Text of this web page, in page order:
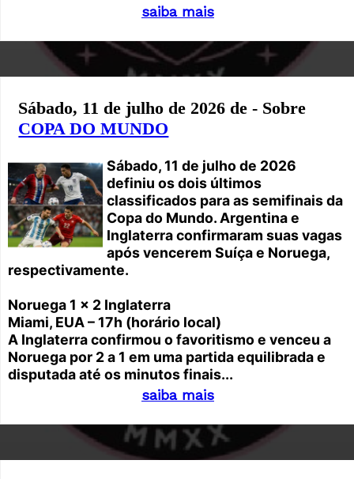
saiba mais
Sábado, 11 de julho de 2026 de - Sobre
COPA DO MUNDO
Sábado, 11 de julho de 2026
definiu os dois últimos
classificados para as semifinais da
Copa do Mundo. Argentina e
Inglaterra confirmaram suas vagas
após vencerem Suíça e Noruega,
respectivamente.
Noruega 1 x 2 Inglaterra
Miami, EUA – 17h (horário local)
A Inglaterra confirmou o favoritismo e venceu a
Noruega por 2 a 1 em uma partida equilibrada e
disputada até os minutos finais...
saiba mais